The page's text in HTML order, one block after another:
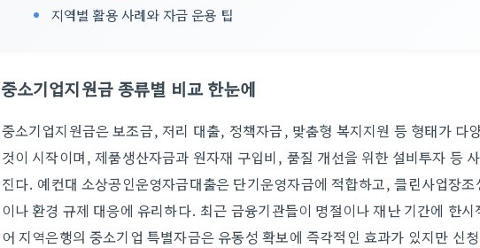
지역별 활용 사례와 자금 운용 팁
중소기업지원금 종류별 비교 한눈에
중소기업지원금은 보조금, 저리 대출, 정책자금, 맞춤형 복지지원 등 형태가 다
것이 시작이며, 제품생산자금과 원자재 구입비, 품질 개선을 위한 설비투자 등
진다. 예컨대 소상공인운영자금대출은 단기운영자금에 적합하고, 클린사업장
이나 환경 규제 대응에 유리하다. 최근 금융기관들이 명절이나 재난 기간에 한
어 지역은행의 중소기업 특별자금은 유동성 확보에 즉각적인 효과가 있지만 신